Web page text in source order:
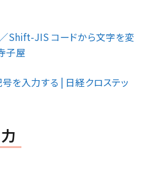
Shift-JIS コードから文字を変
子屋
を入力する | 日経クロステッ